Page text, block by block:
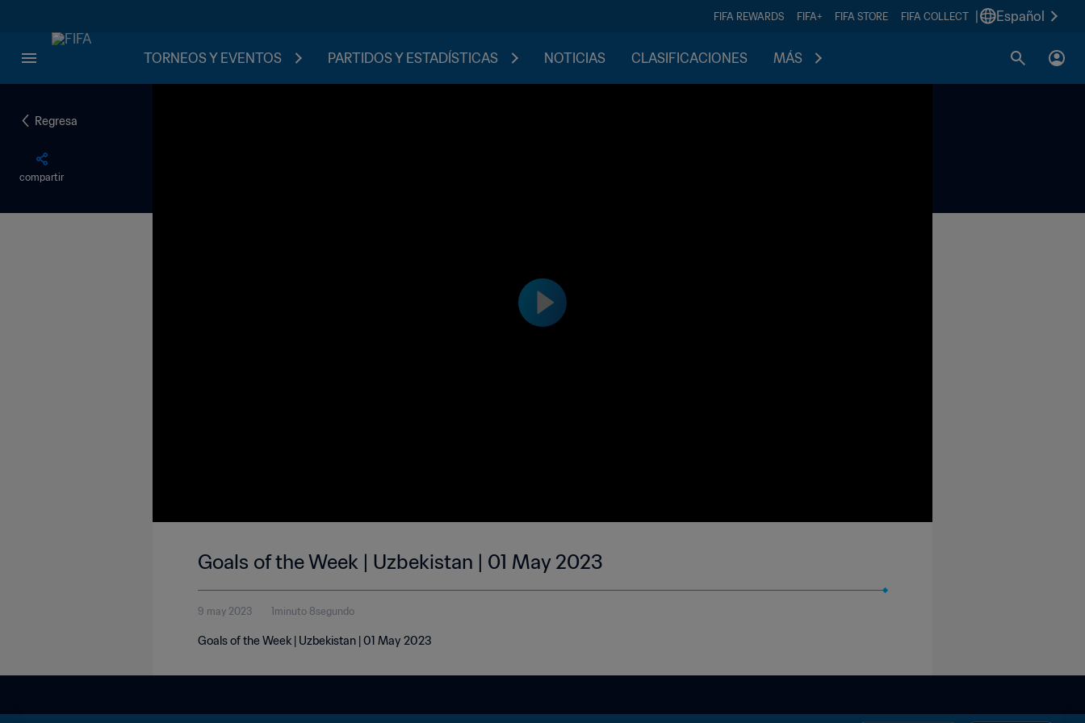
FIFA REWARDS FIFA+ FIFA STORE FIFA COLLECT Español
TORNEOS Y EVENTOS PARTIDOS Y ESTADÍSTICAS NOTICIAS CLASIFICACIONES MÁS
Regresa
compartir
Goals of the Week | Uzbekistan | 01 May 2023
9 may 2023 1minuto 8segundo
Goals of the Week | Uzbekistan | 01 May 2023